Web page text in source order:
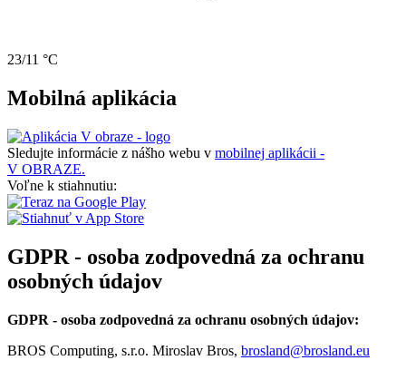
23/11 °C
Mobilná aplikácia
Sledujte informácie z nášho webu v mobilnej aplikácii -
V OBRAZE.
Voľne k stiahnutiu:
GDPR - osoba zodpovedná za ochranu
osobných údajov
GDPR - osoba zodpovedná za ochranu osobných údajov:
BROS Computing, s.r.o. Miroslav Bros, brosland@brosland.eu